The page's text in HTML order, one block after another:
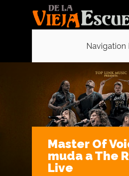
Navigation
Master Of
muda a The
Live